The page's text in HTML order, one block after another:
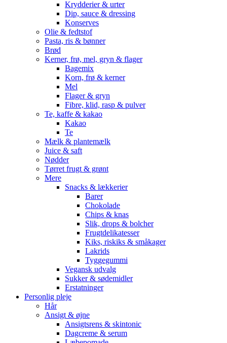
Krydderier & urter
Dip, sauce & dressing
Konserves
Olie & fedtstof
Pasta, ris & bønner
Brød
Kerner, frø, mel, gryn & flager
Bagemix
Korn, frø & kerner
Mel
Flager & gryn
Fibre, klid, rasp & pulver
Te, kaffe & kakao
Kakao
Te
Mælk & plantemælk
Juice & saft
Nødder
Tørret frugt & grønt
Mere
Snacks & lækkerier
Barer
Chokolade
Chips & knas
Slik, drops & bolcher
Frugtdelikatesser
Kiks, riskiks & småkager
Lakrids
Tyggegummi
Vegansk udvalg
Sukker & sødemidler
Erstatninger
Personlig pleje
Hår
Ansigt & øjne
Ansigtsrens & skintonic
Dagcreme & serum